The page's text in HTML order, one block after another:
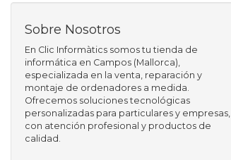
Sobre Nosotros
En Clic Informàtics somos tu tienda de
informática en Campos (Mallorca),
especializada en la venta, reparación y
montaje de ordenadores a medida.
Ofrecemos soluciones tecnológicas
personalizadas para particulares y empresas,
con atención profesional y productos de
calidad.